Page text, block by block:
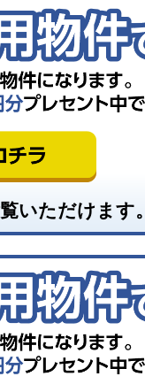
いただけます。